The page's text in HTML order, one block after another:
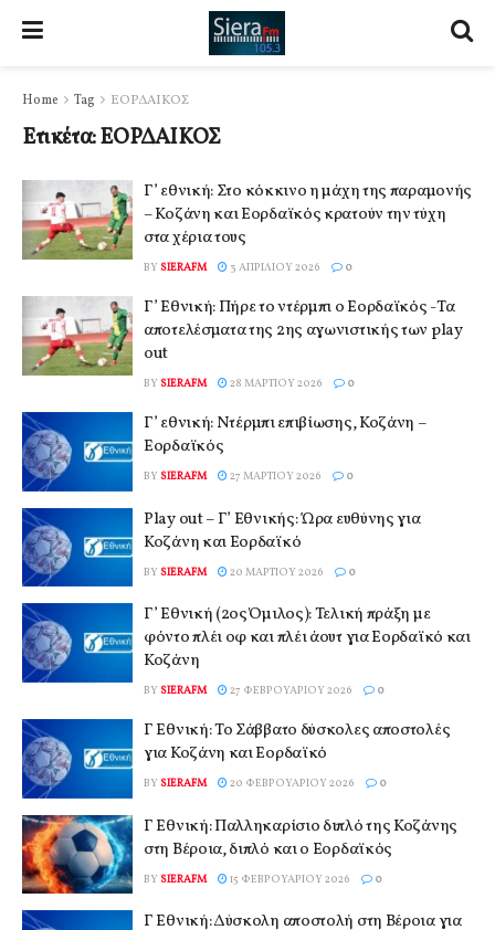
Home Tag ΕΟΡΔΑΙΚΟΣ
Ετικέτα:ΕΟΡΔΑΙΚΟΣ
Γ’ εθνική: Στο κόκκινο η μάχη της παραμονής
– Κοζάνη και Εορδαϊκός κρατούν την τύχη
στα χέρια τους
BY SIERAFM 3 ΑΠΡΙΛΊΟΥ 2026 0
Γ’ Εθνική: Πήρε το ντέρμπι ο Εορδαϊκός -Τα
αποτελέσματα της 2ης αγωνιστικής των play
out
BY SIERAFM 28 ΜΑΡΤΊΟΥ 2026 0
Γ’ εθνική: Ντέρμπι επιβίωσης, Κοζάνη –
Εορδαϊκός
BY SIERAFM 27 ΜΑΡΤΊΟΥ 2026 0
Play out – Γ’ Εθνικής: Ώρα ευθύνης για
Κοζάνη και Εορδαϊκό
BY SIERAFM 20 ΜΑΡΤΊΟΥ 2026 0
Γ’ Εθνική (2ος Όμιλος): Τελική πράξη με
φόντο πλέι οφ και πλέι άουτ για Εορδαϊκό και
Κοζάνη
BY SIERAFM 27 ΦΕΒΡΟΥΑΡΊΟΥ 2026 0
Γ Εθνική: Το Σάββατο δύσκολες αποστολές
για Κοζάνη και Εορδαϊκό
BY SIERAFM 20 ΦΕΒΡΟΥΑΡΊΟΥ 2026 0
Γ Εθνική: Παλληκαρίσιο διπλό της Κοζάνης
στη Βέροια, διπλό και ο Εορδαϊκός
BY SIERAFM 15 ΦΕΒΡΟΥΑΡΊΟΥ 2026 0
Γ Εθνική: Δύσκολη αποστολή στη Βέροια για